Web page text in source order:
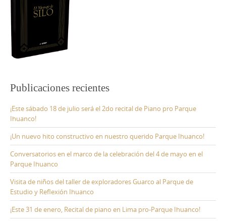
Publicaciones recientes
¡Este sábado 18 de julio será el 2do recital de Piano pro Parque
Ihuanco!
¡Un nuevo hito constructivo en nuestro querido Parque Ihuanco!
Conversatorios en el marco de la celebración del 4 de mayo en el
Parque Ihuanco
Visita de niños del taller de exploradores Guarco al Parque de
Estudio y Reflexión Ihuanco
¡Este 31 de enero, Recital de piano en Lima pro-Parque Ihuanco!